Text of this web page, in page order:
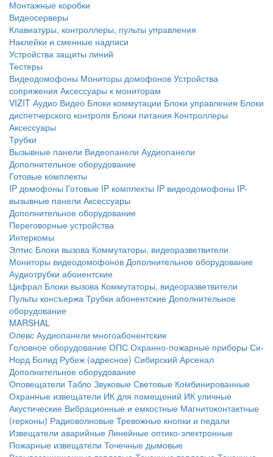
Монтажные коробки
Видеосерверы
Клавиатуры, контроллеры, пульты управления
Наклейки и сменные надписи
Устройства защиты линий
Тестеры
Видеодомофоны Мониторы домофонов Устройства
сопряжения Аксессуары к мониторам
VIZIT Аудио Видео Блоки коммутации Блоки управления Блоки
диспетчерского контроля Блоки питания Контроллеры
Аксессуары
Трубки
Вызывные панели Видеопанели Аудиопанели
Дополнительное оборудование
Готовые комплекты
IP домофоны Готовые IP комплекты IP видеодомофоны IP-
вызывные панели Аксессуары
Дополнительное оборудование
Переговорные устройства
Интеркомы
Элтис Блоки вызова Коммутаторы, видеоразветвители
Мониторы видеодомофонов Дополнительное оборудование
Аудиотрубки абонентские
Цифрал Блоки вызова Коммутаторы, видеоразветвители
Пульты консъержа Трубки абонентские Дополнительное
оборудование
MARSHAL
Олевс Аудиопанели многоабонентские
Головное оборудование ОПС Охранно-пожарные приборы Си-
Норд Болид Рубеж (адресное) Сибирский Арсенал
Дополнительное оборудование
Оповещатели Табло Звуковые Световые Комбинированные
Охранные извещатели ИК для помещений ИК уличные
Акустические Вибрационные и емкостные Магнитоконтактные
(герконы) Радиоволновые Тревожные кнопки и педали
Извещатели аварийные Линейные оптико-электронные
Пожарные извещатели Точечные дымовые